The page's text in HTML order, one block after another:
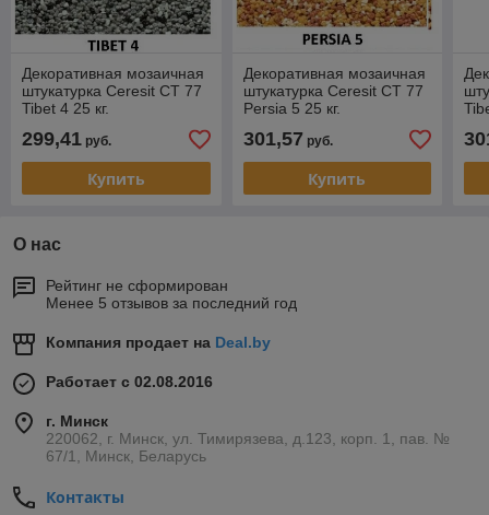
Декоративная мозаичная
штукатурка Ceresit CT 77
Tibet 4 25 кг.
299,41 руб.
Купить
Декоративная мозаичная
штукатурка Ceresit CT 77
Persia 5 25 кг.
301,57 руб.
Купить
О нас
Рейтинг не сформирован
Менее 5 отзывов за последний год
Компания продает на Deal.by
Работает с 02.08.2016
г. Минск
220062, г. Минск, ул. Тимирязева, д.123, корп. 1, пав. №
67/1, Минск, Беларусь
Контакты